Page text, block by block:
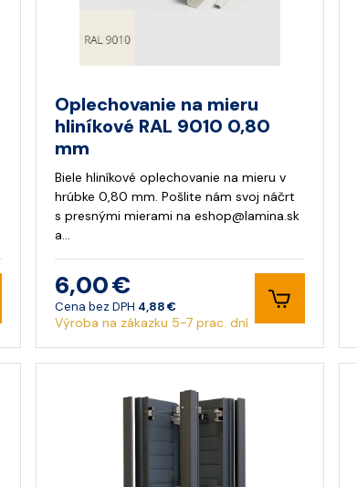
Oplechovanie na mieru
hliníkové RAL 9010 0,80
mm
Biele hliníkové oplechovanie na mieru v
hrúbke 0,80 mm. Pošlite nám svoj náčrt
s presnými mierami naeshop@lamina.sk
a…
6,00 €
Cena bez DPH 4,88 €
Výroba na zákazku 5-7 prac. dní